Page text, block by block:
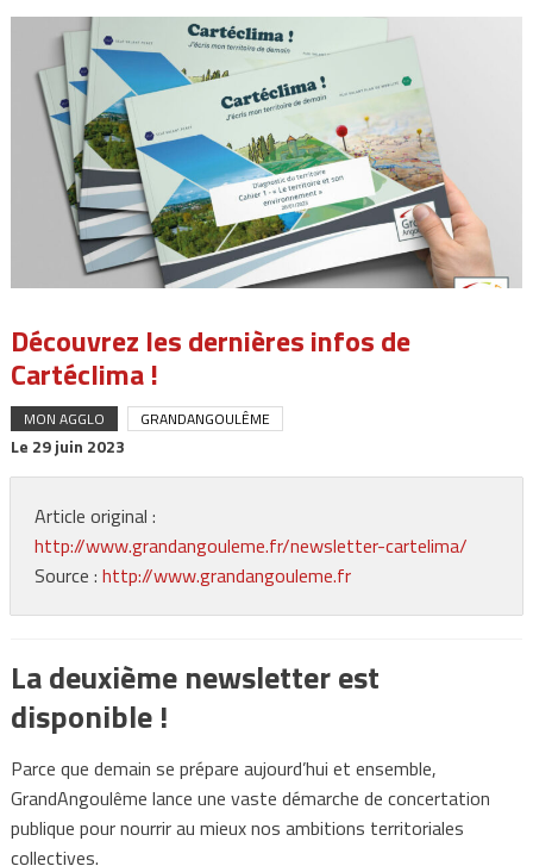
Découvrez les dernières infos de
Cartéclima !
MON AGGLO GRANDANGOULÊME
Le 29 juin 2023
Article original :
http://www.grandangouleme.fr/newsletter-cartelima/
Source : http://www.grandangouleme.fr
La deuxième newsletter est
disponible !
Parce que demain se prépare aujourd’hui et ensemble,
GrandAngoulême lance une vaste démarche de concertation
publique pour nourrir au mieux nos ambitions territoriales
collectives.